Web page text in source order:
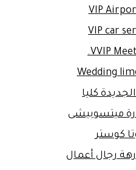
VIP
VIP car
VVIP
Wedding
كليا
ميتسوبيشى
كوستر
رجال أعمال